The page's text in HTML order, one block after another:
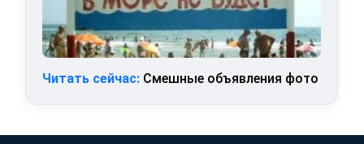
Читать сейчас: Смешные объявления фото